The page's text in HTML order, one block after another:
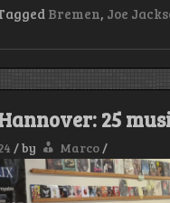
Bremen, Joe
25
/by Marco /